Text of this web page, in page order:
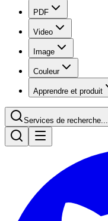
PDF
Video
Image
Couleur
Apprendre et produit
Services de recherche...